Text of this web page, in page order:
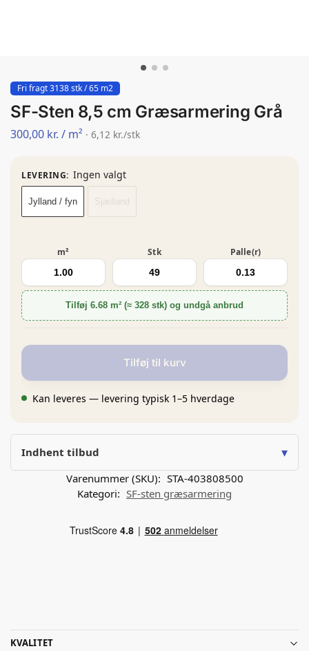
Fri fragt 3138 stk / 65 m2
SF-Sten 8,5 cm Græsarmering Grå
300,00 kr. / m² · 6,12 kr./stk
LEVERING: Ingen valgt
Jylland / fyn
m² Stk Palle(r)
Tilføj 6.68 m² (≈ 328 stk) og undgå anbrud
Tilføj til kurv
Kan leveres — levering typisk 1–5 hverdage
Indhent tilbud ▾
Varenummer (SKU): STA-403808500
Kategori: SF-sten græsarmering
KVALITET